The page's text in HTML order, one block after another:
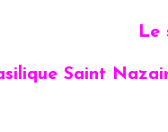
Le
Saint